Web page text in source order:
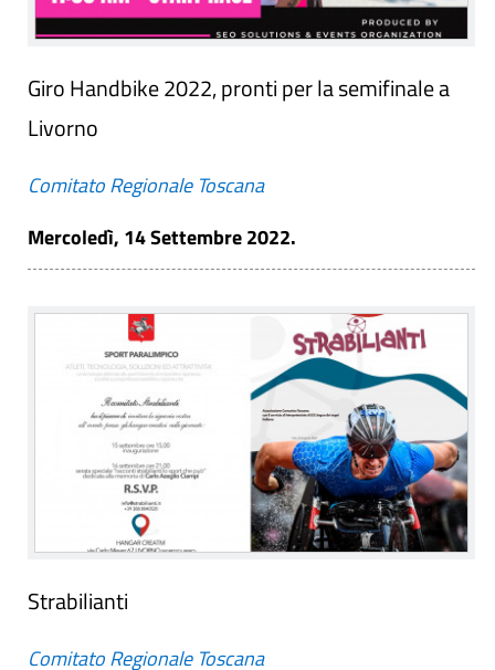
Giro Handbike 2022, pronti per la semifinale a
Livorno
Comitato Regionale Toscana
Mercoledì, 14 Settembre 2022.
Strabilianti
Comitato Regionale Toscana